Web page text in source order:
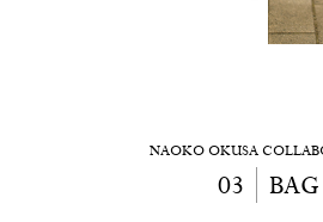
NAOKO OKUSA
03 BAG